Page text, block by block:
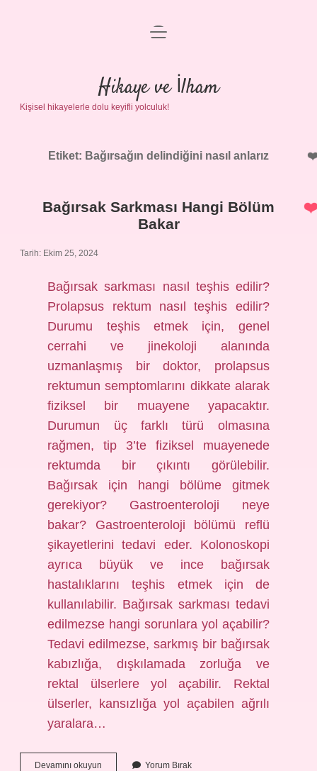
Anasayfa
Gizlilik Politikası
Yasal Uyarı
menüyü
Hikaye ve İlham
Kişisel hikayelerle dolu keyifli yolculuk!
Etiket: Bağırsağın delindiğini nasıl anlarız
Bağırsak Sarkması Hangi Bölüm
Bakar
Tarih: Ekim 25, 2024
Bağırsak sarkması nasıl teşhis edilir?
Prolapsus rektum nasıl teşhis edilir?
Durumu teşhis etmek için, genel
cerrahi ve jinekoloji alanında
uzmanlaşmış bir doktor, prolapsus
rektumun semptomlarını dikkate alarak
fiziksel bir muayene yapacaktır.
Durumun üç farklı türü olmasına
rağmen, tip 3’te fiziksel muayenede
rektumda bir çıkıntı görülebilir.
Bağırsak için hangi bölüme gitmek
gerekiyor? Gastroenteroloji neye
bakar? Gastroenteroloji bölümü reflü
şikayetlerini tedavi eder. Kolonoskopi
ayrıca büyük ve ince bağırsak
hastalıklarını teşhis etmek için de
kullanılabilir. Bağırsak sarkması tedavi
edilmezse hangi sorunlara yol açabilir?
Tedavi edilmezse, sarkmış bir bağırsak
kabızlığa, dışkılamada zorluğa ve
rektal ülserlere yol açabilir. Rektal
ülserler, kansızlığa yol açabilen ağrılı
yaralara…
Devamını okuyun Bağırsak
Yorum Bırak